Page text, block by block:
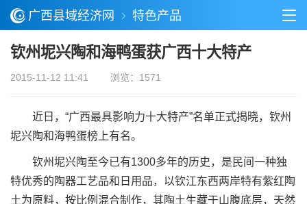
广西县域经济网 特色产品
钦州坭兴陶和海鸭蛋获广西十大特产
2015-11-12 11:41 浏览：1571
近日，“广西最具影响力十大特产”名单正式揭晓，钦州
坭兴陶和海鸭蛋榜上有名。
钦州坭兴陶至今已有1300多年的历史，是民间一种独
特优秀的陶器工艺品和日用品，以钦江东西两岸特有紫红陶
土为原料，按比例混合制作，其陶土生藏于山腹底层，天然